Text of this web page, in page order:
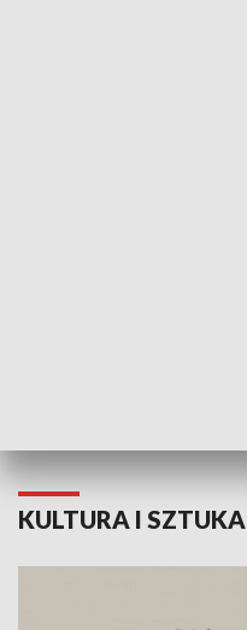
KULTURA I SZTUKA